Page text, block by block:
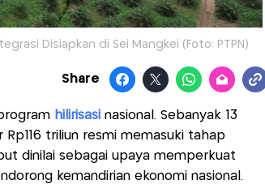
Disiapkan di Sei Mangkei (Foto: PTPN)
Share
hilirisasinasional. Sebanyak 13
triliun resmi memasuki tahap
dinilai sebagai upaya memperkuat
kemandirian ekonomi nasional.